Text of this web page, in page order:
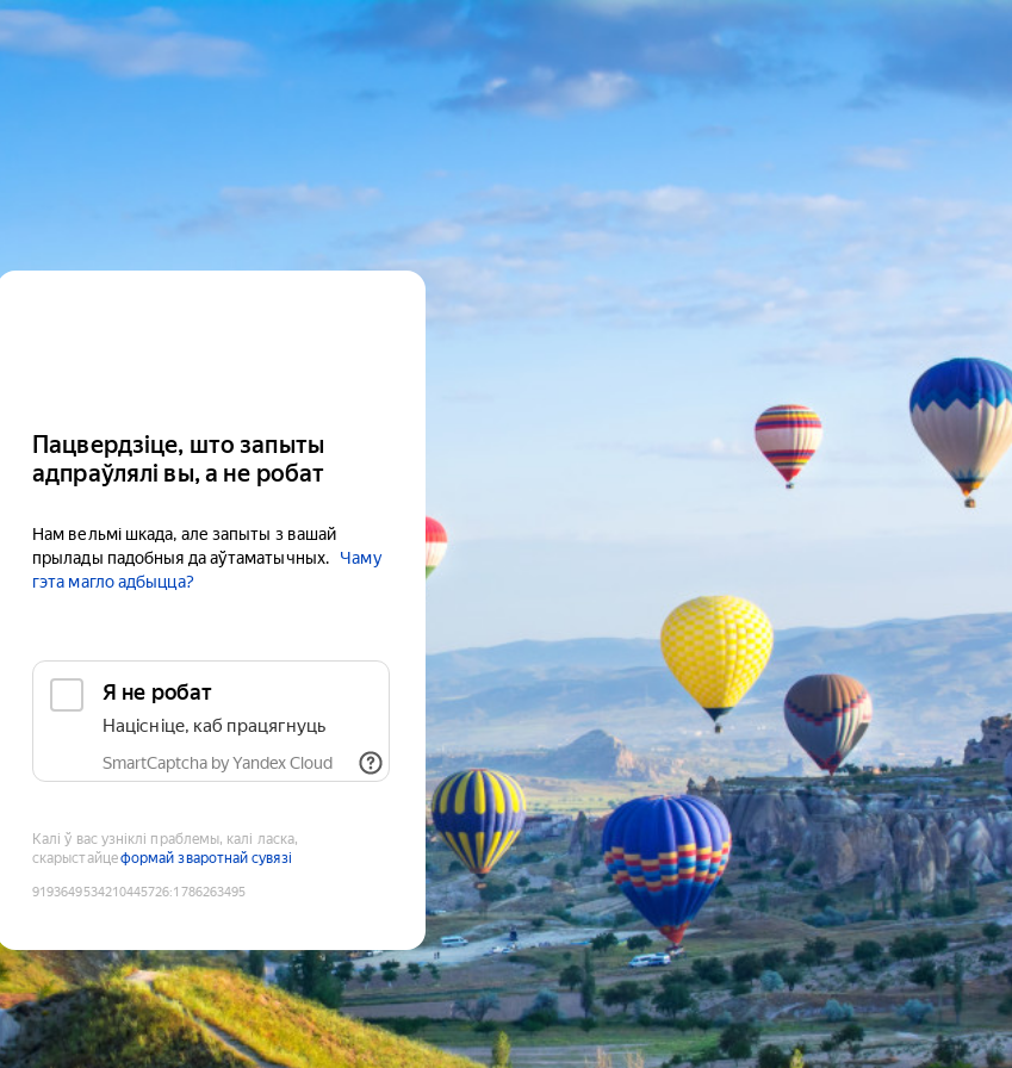
Пацвердзіце, што запыты
адпраўлялі вы, а не робат
Нам вельмі шкада, але запыты з вашай
прылады падобныя да аўтаматычных.
Чаму
гэта магло адбыцца?
Я не робат
Націсніце, каб працягнуць
SmartCaptcha by Yandex Cloud
Калі ў вас узніклі праблемы, калі ласка,
скарыстайцеформай зваротнай сувязі
9193649534210445726:1786263495